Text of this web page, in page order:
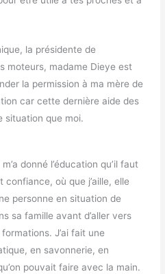
la présidente de
moteurs, madame Dieye est
la permission à ma mère de
car cette dernière aide des
situation que moi.
donné l’éducation qu’il faut
où que j’aille, elle
personne en situation de
sa famille avant d’aller vers
formations. J’ai fait une
en savonnerie, en
pouvait faire avec la main.